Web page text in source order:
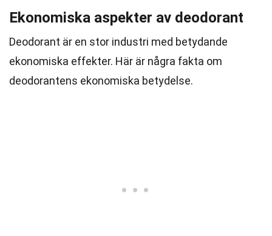
Ekonomiska aspekter av deodorant
Deodorant är en stor industri med betydande
ekonomiska effekter. Här är några fakta om
deodorantens ekonomiska betydelse.